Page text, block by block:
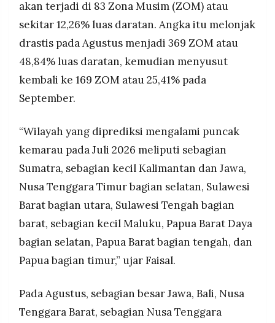
-
PT.
MEDIA
PRAMUDITA
akan terjadi di 83 Zona Musim (ZOM) atau
sekitar 12,26% luas daratan. Angka itu melonjak
drastis pada Agustus menjadi 369 ZOM atau
48,84% luas daratan, kemudian menyusut
kembali ke 169 ZOM atau 25,41% pada
September.
“Wilayah yang diprediksi mengalami puncak
kemarau pada Juli 2026 meliputi sebagian
Sumatra, sebagian kecil Kalimantan dan Jawa,
Nusa Tenggara Timur bagian selatan, Sulawesi
Barat bagian utara, Sulawesi Tengah bagian
barat, sebagian kecil Maluku, Papua Barat Daya
bagian selatan, Papua Barat bagian tengah, dan
Papua bagian timur,” ujar Faisal.
Pada Agustus, sebagian besar Jawa, Bali, Nusa
Tenggara Barat, sebagian Nusa Tenggara